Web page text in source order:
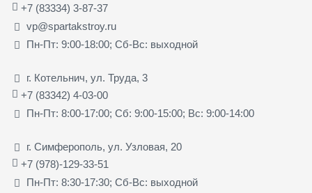
+7 (83334) 3-87-37
vp@spartakstroy.ru
Пн-Пт: 9:00-18:00; Сб-Вс: выходной
г. Котельнич, ул. Труда, 3
+7 (83342) 4-03-00
Пн-Пт: 8:00-17:00; Сб: 9:00-15:00; Вс: 9:00-14:00
г. Симферополь, ул. Узловая, 20
+7 (978)-129-33-51
Пн-Пт: 8:30-17:30; Сб-Вс: выходной